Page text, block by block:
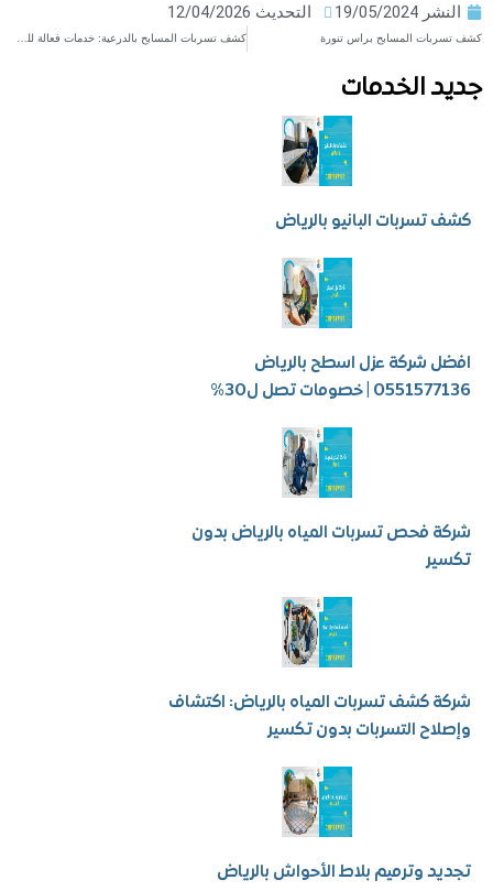
19/05/2024 التحديث 12/04/2026
المسابح براس تنورة كشف تسربات المسابح بالدرعية: خدمات فعالة للكشف عن تسربات المياه بأسعار تنافسية
الخدمات
البانيو بالرياض
شركة عزل اسطح بالرياض
| خصومات تصل ل30%
فحص تسربات المياه بالرياض بدون
كشف تسربات المياه بالرياض: اكتشاف
التسربات بدون تكسير
وترميم بلاط الأحواش بالرياض